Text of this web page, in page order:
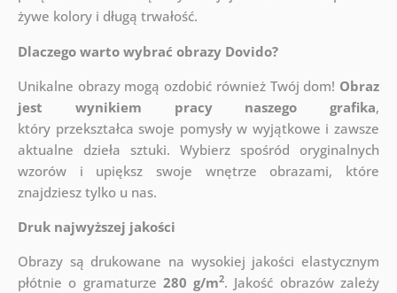
żywe kolory i długą trwałość.
Dlaczego warto wybrać obrazy Dovido?
Unikalne obrazy mogą ozdobić również Twój dom! Obraz
jest wynikiem pracy naszego grafika,
który przekształca swoje pomysły w wyjątkowe i zawsze
aktualne dzieła sztuki. Wybierz spośród oryginalnych
wzorów i upiększ swoje wnętrze obrazami, które
znajdziesz tylko u nas.
Druk najwyższej jakości
Obrazy są drukowane na wysokiej jakości elastycznym
płótnie o gramaturze 280 g/m2. Jakość obrazów zależy